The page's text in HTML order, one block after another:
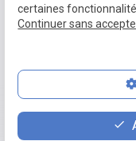
place
certaines
Continuer sans